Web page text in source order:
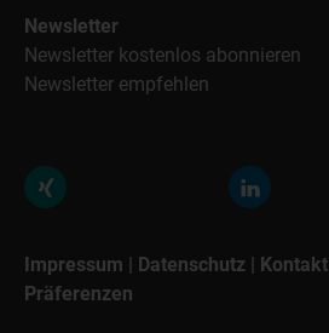
Newsletter
Newsletter kostenlos abonnieren
Newsletter empfehlen
Impressum | Datenschutz | Kontakt
Präferenzen